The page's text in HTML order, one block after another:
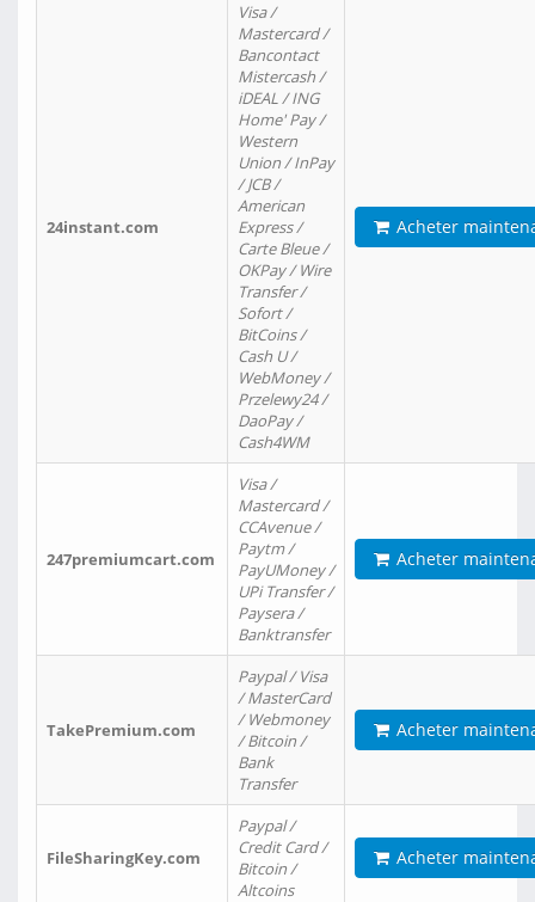
24instant.com
Visa /
Mastercard /
Bancontact
Mistercash /
iDEAL / ING
Home' Pay /
Western
Union / InPay
/ JCB /
American
Express /
Carte Bleue /
OKPay / Wire
Transfer /
Sofort /
BitCoins /
Cash U /
WebMoney /
Przelewy24 /
DaoPay /
Cash4WM
Acheter
247premiumcart.com
Visa /
Mastercard /
CCAvenue /
Paytm /
PayUMoney /
UPi Transfer /
Paysera /
Banktransfer
Acheter
TakePremium.com
Paypal / Visa
/ MasterCard
/ Webmoney
/ Bitcoin /
Bank
Transfer
Acheter
FileSharingKey.com
Paypal /
Credit Card /
Bitcoin /
Altcoins
Acheter